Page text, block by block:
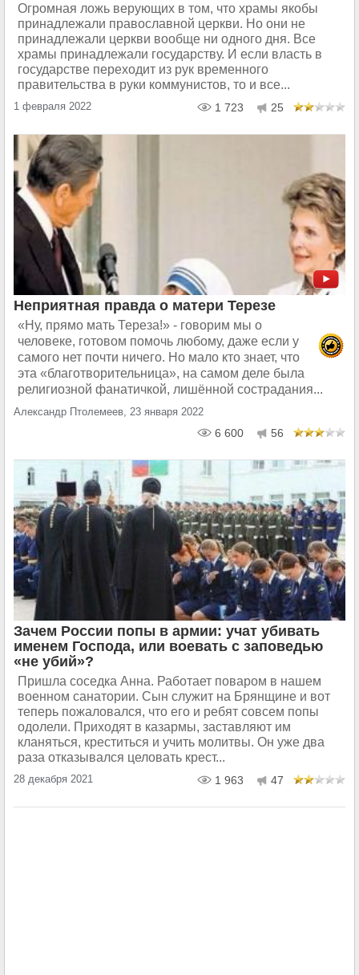
Огромная ложь верующих в том, что храмы якобы
принадлежали православной церкви. Но они не
принадлежали церкви вообще ни одного дня. Все
храмы принадлежали государству. И если власть в
государстве переходит из рук временного
правительства в руки коммунистов, то и все...
1 февраля 2022 1 723 25
Неприятная правда о матери Терезе
«Ну, прямо мать Тереза!» - говорим мы о
человеке, готовом помочь любому, даже если у
самого нет почти ничего. Но мало кто знает, что
эта «благотворительница», на самом деле была
религиозной фанатичкой, лишённой сострадания...
Александр Птолемеев, 23 января 2022
6 600 56
Зачем России попы в армии: учат убивать
именем Господа, или воевать с заповедью
«не убий»?
Пришла соседка Анна. Работает поваром в нашем
военном санатории. Сын служит на Брянщине и вот
теперь пожаловался, что его и ребят совсем попы
одолели. Приходят в казармы, заставляют им
кланяться, креститься и учить молитвы. Он уже два
раза отказывался целовать крест...
28 декабря 2021 1 963 47